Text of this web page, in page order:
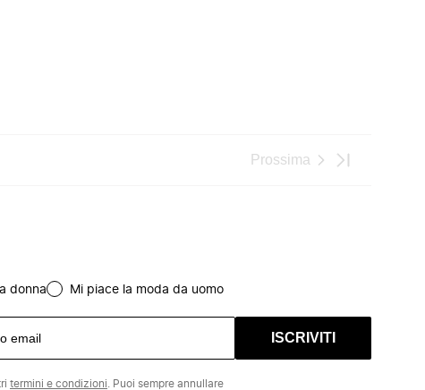
Prossima
donna Mi piace la moda da uomo
ISCRIVITI
termini e condizioni . Puoi sempre annullare